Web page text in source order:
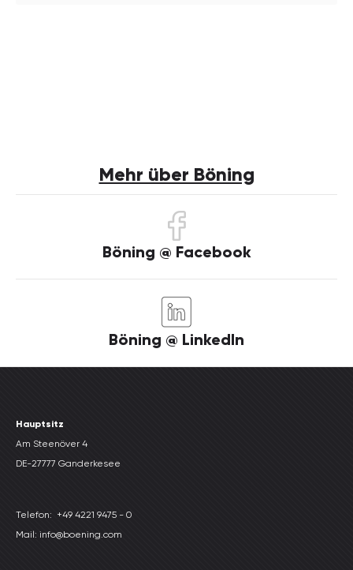
Mehr über Böning
Böning @ Facebook
Böning @ LinkedIn
Hauptsitz
Am Steenöver 4
DE-27777 Ganderkesee
Telefon: +49 4221 9475 - 0
Mail: info@boening.com